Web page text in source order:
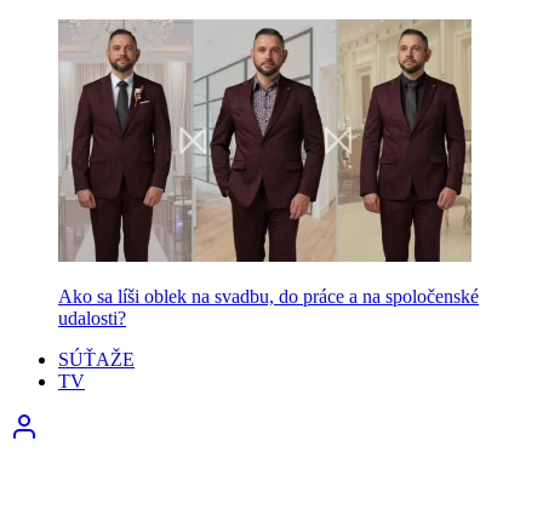
Ako sa líši oblek na svadbu, do práce a na spoločenské
udalosti?
SÚŤAŽE
TV